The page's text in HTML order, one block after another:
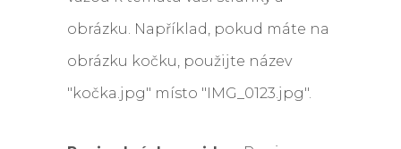
obrázku. Například, pokud máte na
obrázku kočku, použijte název
"kočka.jpg" místo "IMG_0123.jpg".